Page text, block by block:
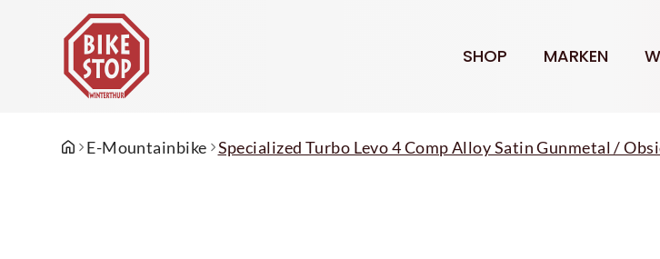
SHOP MARKEN
E-Mountainbike Specialized Turbo Levo 4 Comp Alloy Satin Gunmetal /